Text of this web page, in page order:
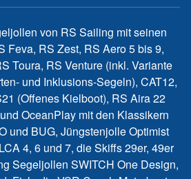
von RS Sailing mit seinen
Feva, RS Zest, RS Aero 5 bis 9,
Toura, RS Venture (inkl. Variante
und Inklusions-Segeln), CAT12,
(Offenes Kielboot), RS Aira 22
OceanPlay mit den Klassikern
und BUG, Jüngstenjolle Optimist
4, 6 und 7, die Skiffs 29er, 49er
Segeljollen SWITCH One Design,